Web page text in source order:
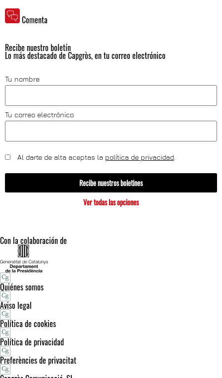
Comenta
Recibe nuestro boletín
Lo más destacado de Capgròs, en tu correo electrónico
Tu nombre
Tu correo electrónico
Al darte de alta aceptas la política de privacidad
Recibe nuestros boletines
Ver todas las opciones
Con la colaboración de
Quiénes somos
Aviso legal
Política de cookies
Política de privacidad
Preferències de privacitat